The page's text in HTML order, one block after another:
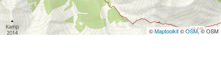
©Maptoolkit©OSM, © OSM